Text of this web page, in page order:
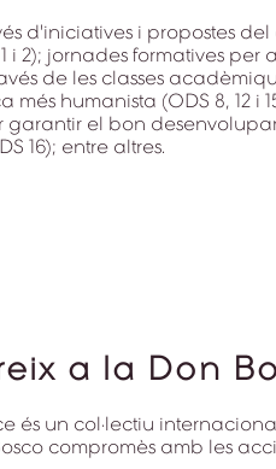
d'iniciatives i propostes
i 2); jornades formatives per
de les classes
més humanista (ODS 8, 12 i
garantir el bon
16); entre altres.
a la Don
és un col·lectiu
compromès amb les